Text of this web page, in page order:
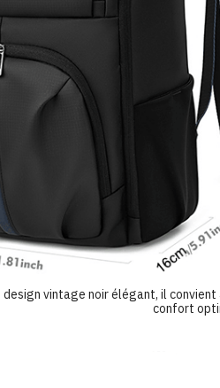
vintage noir élégant, il
confort